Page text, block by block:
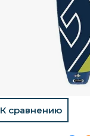
К сравнению